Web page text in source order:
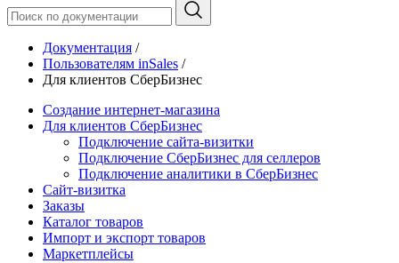
Документация /
Пользователям inSales /
Для клиентов СберБизнес
Создание интернет-магазина
Для клиентов СберБизнес
Подключение сайта-визитки
Подключение СберБизнес для селлеров
Подключение аналитики в СберБизнес
Сайт-визитка
Заказы
Каталог товаров
Импорт и экспорт товаров
Маркетплейсы